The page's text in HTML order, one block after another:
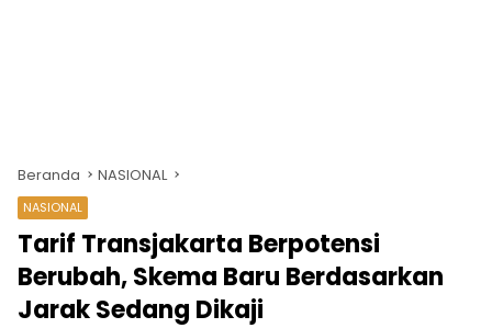
Beranda NASIONAL
NASIONAL
Tarif Transjakarta Berpotensi
Berubah, Skema Baru Berdasarkan
Jarak Sedang Dikaji